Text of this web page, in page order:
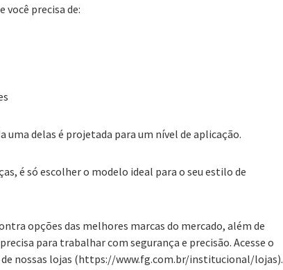
você precisa de:
uma delas é projetada para um nível de aplicação.
é só escolher o modelo ideal para o seu estilo de
opções das melhores marcas do mercado, além de
para trabalhar com segurança e precisão. Acesse o
de nossas lojas (https://www.fg.com.br/institucional/lojas).